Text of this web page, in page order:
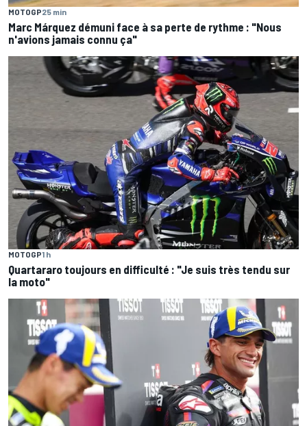
MOTOGP25 min
Marc Márquez démuni face à sa perte de rythme : "Nous
n'avions jamais connu ça"
MOTOGP1 h
Quartararo toujours en difficulté : "Je suis très tendu sur
la moto"